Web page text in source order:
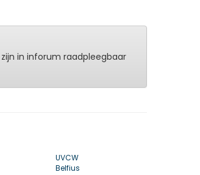
in inforum raadpleegbaar
UVCW
Belfius